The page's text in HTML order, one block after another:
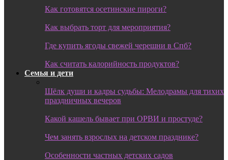
Как готовятся осетинские пироги?
Как выбрать торт для мероприятия?
Где купить ягоды свежей черешни в Спб?
Как считать калорийность продуктов?
Семья и дети
Шёлк души и кадры судьбы: Мелодрамы для тихих
праздничных вечеров
Какой кашель бывает при ОРВИ и простуде?
Чем занять взрослых на детском празднике?
Особенности частных детских садов